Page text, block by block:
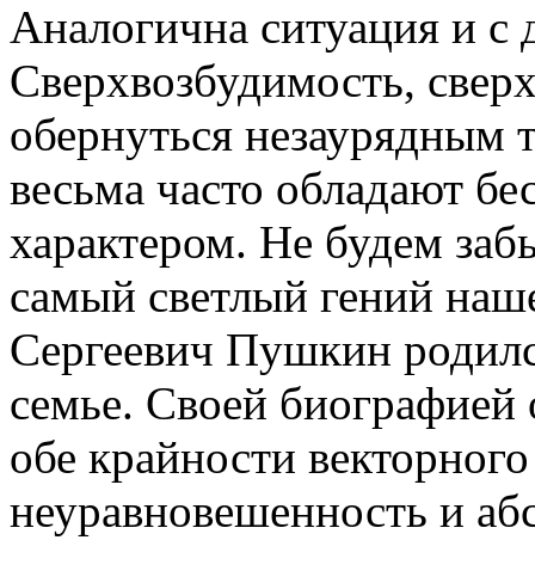
Аналогична ситуация и с
Сверхвозбудимость,
обернуться незаурядным
весьма часто обладают
характером. Не будем
самый светлый гений
Сергеевич Пушкин
семье. Своей биографией
обе крайности
неуравновешенность и